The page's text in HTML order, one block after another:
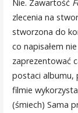
Nie. Zawartość
zlecenia na
stworzona do
co napisałem
zaprezentować
postaci albumu,
filmie
(śmiech) Sama